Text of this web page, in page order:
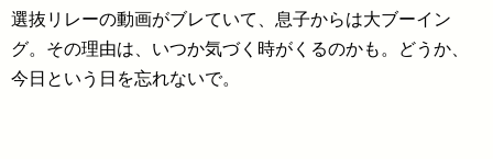
選抜リレーの動画がブレていて、息子からは大ブーイン
グ。その理由は、いつか気づく時がくるのかも。どうか、
今日という日を忘れないで。